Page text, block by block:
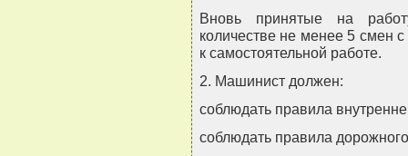
Вновь принятые на
количестве не менее 5 смен
к самостоятельной работе.
2. Машинист должен:
соблюдать правила
соблюдать правила